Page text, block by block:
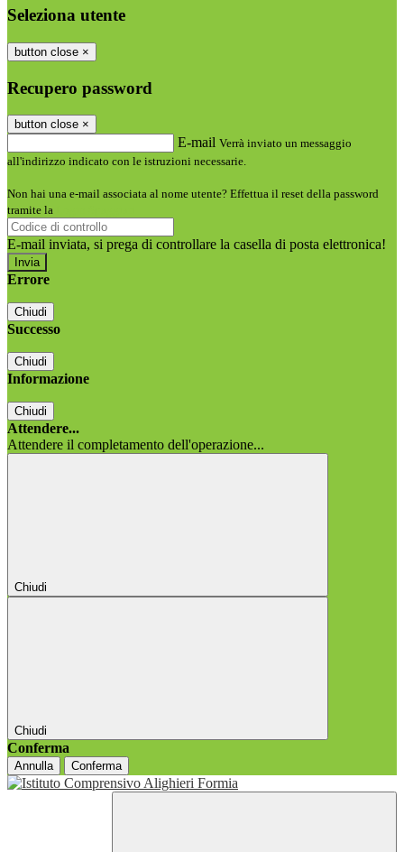
Seleziona utente
button close ×
Recupero password
button close ×
E-mail Verrà inviato un messaggio
all'indirizzo indicato con le istruzioni necessarie.
Non hai una e-mail associata al nome utente? Effettua il reset della password
tramite la
E-mail inviata, si prega di controllare la casella di posta elettronica!
Errore
Chiudi
Successo
Chiudi
Informazione
Chiudi
Attendere...
Attendere il completamento dell'operazione...
Chiudi
Chiudi
Conferma
Annulla Conferma